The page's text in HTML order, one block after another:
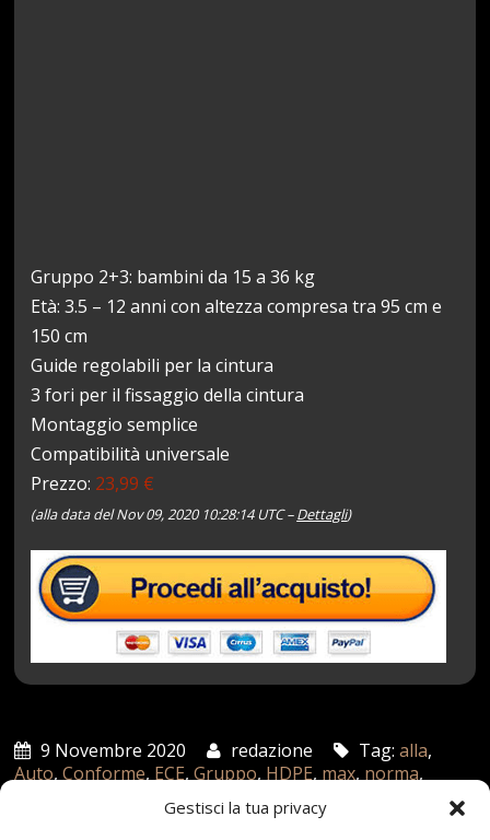
Gestisci la tua privacy
Gruppo 2+3: bambini da 15 a 36 kg
Età: 3.5 – 12 anni con altezza compresa tra 95 cm e
150 cm
Guide regolabili per la cintura
3 fori per il fissaggio della cintura
Montaggio semplice
Compatibilità universale
Prezzo: 23,99 €
(alla data del Nov 09, 2020 10:28:14 UTC –Dettagli)
9 Novembre 2020 redazione Tag:alla,
Auto,Conforme, ECE,Gruppo, HDPE, max, norma,
Seggiolino